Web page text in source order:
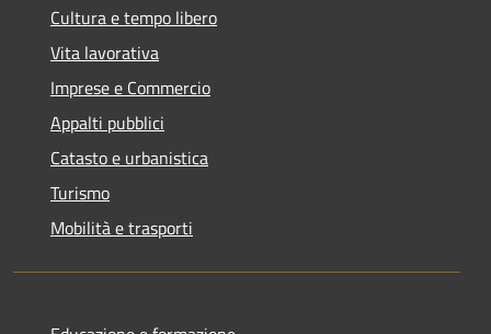
Cultura e tempo libero
Vita lavorativa
Imprese e Commercio
Appalti pubblici
Catasto e urbanistica
Turismo
Mobilità e trasporti